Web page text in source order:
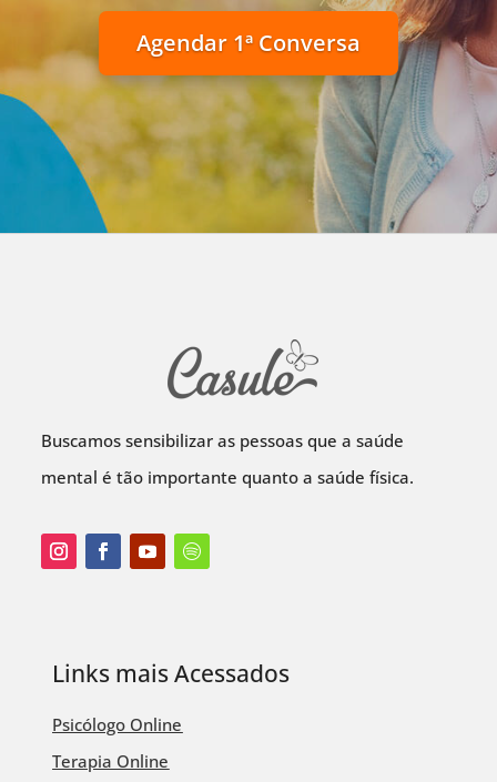
Agendar 1ª Conversa
Buscamos sensibilizar as pessoas que a saúde
mental é tão importante quanto a saúde física.
Links mais Acessados
Psicólogo Online
Terapia Online